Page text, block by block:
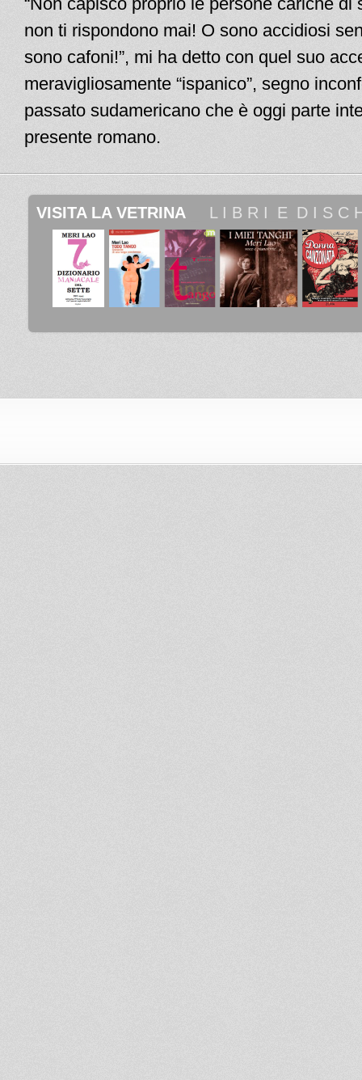
non ti rispondono mai! O sono accidiosi
sono cafoni!”, mi ha detto con quel suo
meravigliosamente “ispanico”, segno
passato sudamericano che è oggi parte
presente romano.
VISITA LA VETRINA L I B R I E D I S C